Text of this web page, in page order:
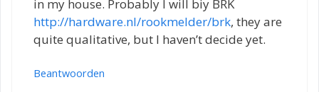
in my house. Probably I will biy BRK
http://hardware.nl/rookmelder/brk, they are
quite qualitative, but I haven’t decide yet.
Beantwoorden